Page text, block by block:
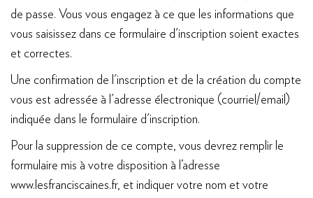
de passe. Vous vous engagez à ce que les informations que
vous saisissez dans ce formulaire d'inscription soient exactes
et correctes.
Une confirmation de l'inscription et de la création du compte
vous est adressée à l'adresse électronique (courriel/email)
indiquée dans le formulaire d'inscription.
Pour la suppression de ce compte, vous devrez remplir le
formulaire mis à votre disposition à l’adresse
www.lesfranciscaines.fr, et indiquer votre nom et votre